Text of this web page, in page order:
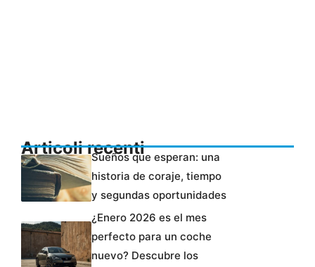
Articoli recentiSueños que esperan: una
historia de coraje, tiempo
y segundas oportunidades
¿Enero 2026 es el mes
perfecto para un coche
nuevo? Descubre los